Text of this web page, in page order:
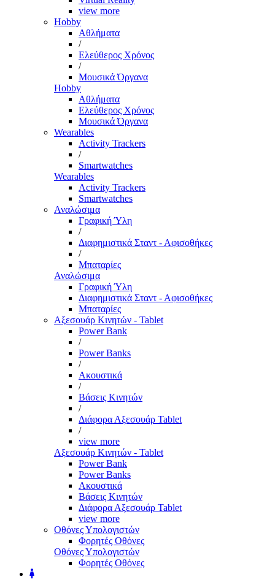
view more
Hobby
Αθλήματα
/
Ελεύθερος Χρόνος
/
Μουσικά Όργανα
Hobby
Αθλήματα
Ελεύθερος Χρόνος
Μουσικά Όργανα
Wearables
Activity Trackers
/
Smartwatches
Wearables
Activity Trackers
Smartwatches
Αναλώσιμα
Γραφική Ύλη
/
Διαφημιστικά Σταντ - Αφισοθήκες
/
Μπαταρίες
Αναλώσιμα
Γραφική Ύλη
Διαφημιστικά Σταντ - Αφισοθήκες
Μπαταρίες
Αξεσουάρ Κινητών - Tablet
Power Bank
/
Power Banks
/
Ακουστικά
/
Βάσεις Κινητών
/
Διάφορα Αξεσουάρ Tablet
/
view more
Αξεσουάρ Κινητών - Tablet
Power Bank
Power Banks
Ακουστικά
Βάσεις Κινητών
Διάφορα Αξεσουάρ Tablet
view more
Οθόνες Υπολογιστών
Φορητές Οθόνες
Οθόνες Υπολογιστών
Φορητές Οθόνες